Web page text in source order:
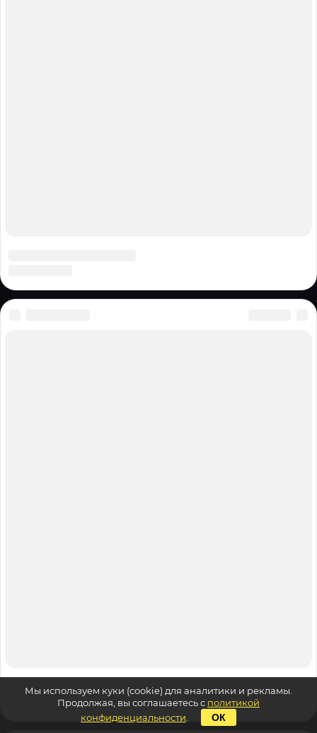
Мы используем куки (cookie) для аналитики и рекламы.
Продолжая, вы соглашаетесь с политикой
конфиденциальности
ОК